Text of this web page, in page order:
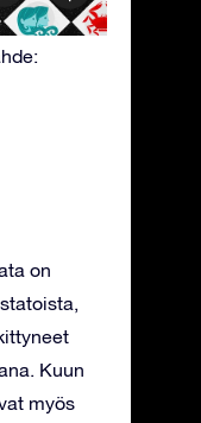
on
Kuun
myös